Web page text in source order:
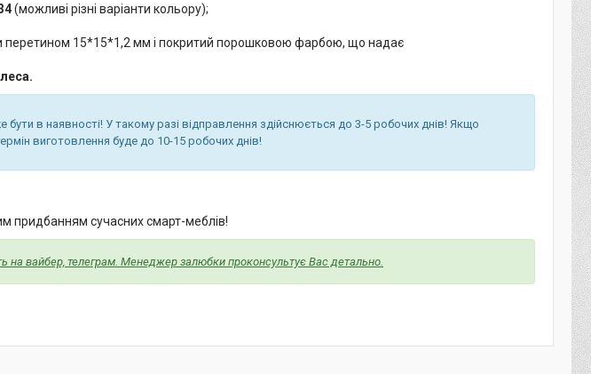
(можливі різні варіанти кольору);
перетином 15*15*1,2 мм і покритий порошковою фарбою, що надає
в наявності! У такому разі відправлення здійснюється до 3-5 робочих днів! Якщо
виготовлення буде до 10-15 робочих днів!
придбанням сучасних смарт-меблів!
на вайбер, телеграм. Менеджер залюбки проконсультує Вас детально.